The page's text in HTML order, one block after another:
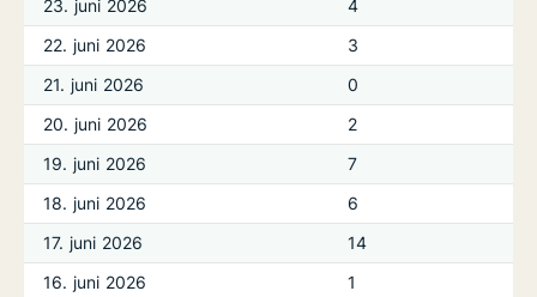
23. juni 2026
4
22. juni 2026
3
21. juni 2026
0
20. juni 2026
2
19. juni 2026
7
18. juni 2026
6
17. juni 2026
14
16. juni 2026
1